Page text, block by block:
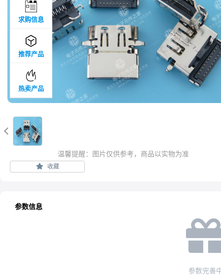

温馨提醒：图片仅供参考，商品以实物为准
收藏
参数信息
参数完善

求购信息

推荐产品

热卖产品